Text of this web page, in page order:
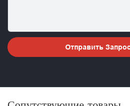
Отправить